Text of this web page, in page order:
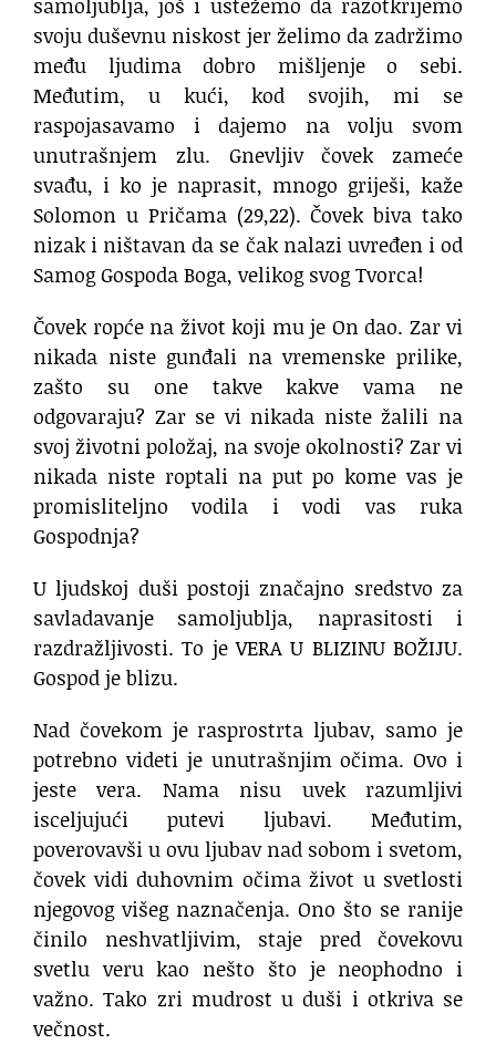
svoju duševnu niskost jer želimo da zadržimo
među ljudima dobro mišljenje o sebi.
Međutim, u kući, kod svojih, mi se
raspojasavamo i dajemo na volju svom
unutrašnjem zlu. Gnevljiv čovek zameće
svađu, i ko je naprasit, mnogo griješi, kaže
Solomon u Pričama (29,22). Čovek biva tako
nizak i ništavan da se čak nalazi uvređen i od
Samog Gospoda Boga, velikog svog Tvorca!
Čovek ropće na život koji mu je On dao. Zar vi
nikada niste gunđali na vremenske prilike,
zašto su one takve kakve vama ne
odgovaraju? Zar se vi nikada niste žalili na
svoj životni položaj, na svoje okolnosti? Zar vi
nikada niste roptali na put po kome vas je
promisliteljno vodila i vodi vas ruka
Gospodnja?
U ljudskoj duši postoji značajno sredstvo za
savladavanje samoljublja, naprasitosti i
razdražljivosti. To je VERA U BLIZINU BOŽIJU.
Gospod je blizu.
Nad čovekom je rasprostrta ljubav, samo je
potrebno videti je unutrašnjim očima. Ovo i
jeste vera. Nama nisu uvek razumljivi
isceljujući putevi ljubavi. Međutim,
poverovavši u ovu ljubav nad sobom i svetom,
čovek vidi duhovnim očima život u svetlosti
njegovog višeg naznačenja. Ono što se ranije
činilo neshvatljivim, staje pred čovekovu
svetlu veru kao nešto što je neophodno i
važno. Tako zri mudrost u duši i otkriva se
večnost.